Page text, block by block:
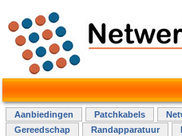
Aanbiedingen Patchkabels
Gereedschap
Randapparatuur